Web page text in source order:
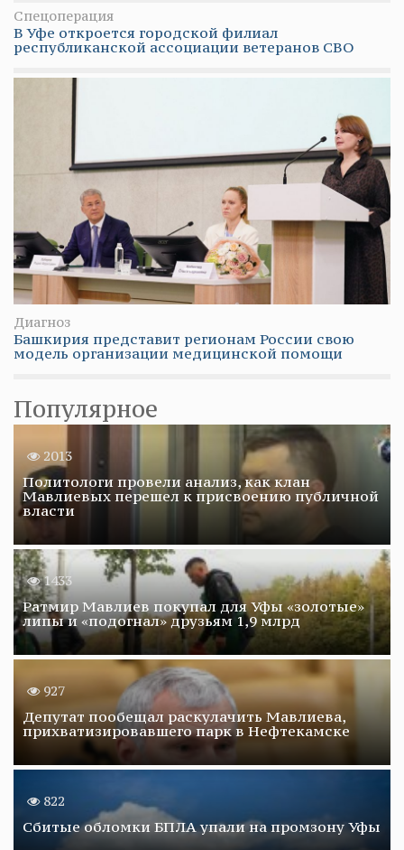
Спецоперация
В Уфе откроется городской филиал
республиканской ассоциации ветеранов СВО
Диагноз
Башкирия представит регионам России свою
модель организации медицинской помощи
Популярное
2013
Политологи провели анализ, как клан
Мавлиевых перешел к присвоению публичной
власти
1433
Ратмир Мавлиев покупал для Уфы «золотые»
липы и «подогнал» друзьям 1,9 млрд
927
Депутат пообещал раскулачить Мавлиева,
прихватизировавшего парк в Нефтекамске
822
Сбитые обломки БПЛА упали на промзону Уфы